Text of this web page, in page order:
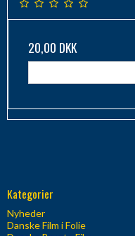
20,00 DKK
Kategorier
Nyheder
Danske Film i Folie